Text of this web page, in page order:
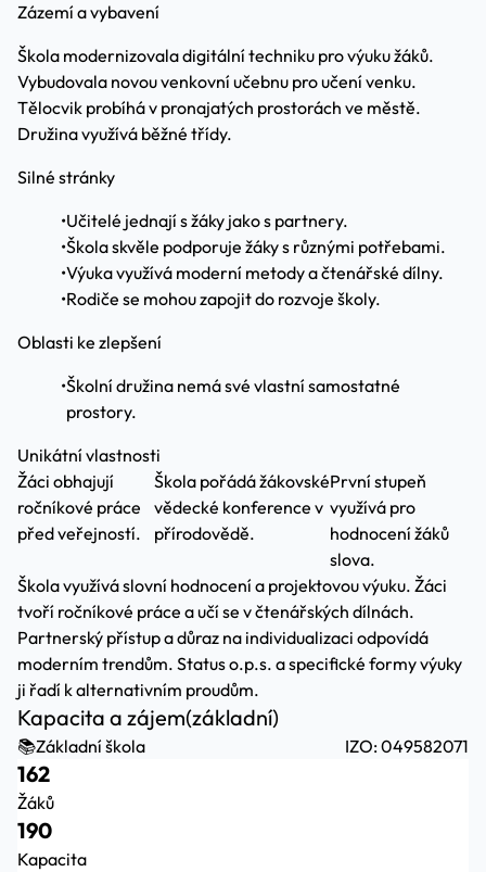
Zázemí a vybavení
Škola modernizovala digitální techniku pro výuku žáků.
Vybudovala novou venkovní učebnu pro učení venku.
Tělocvik probíhá v pronajatých prostorách ve městě.
Družina využívá běžné třídy.
Silné stránky
•Učitelé jednají s žáky jako s partnery.
•Škola skvěle podporuje žáky s různými potřebami.
•Výuka využívá moderní metody a čtenářské dílny.
•Rodiče se mohou zapojit do rozvoje školy.
Oblasti ke zlepšení
•Školní družina nemá své vlastní samostatné
prostory.
Unikátní vlastnosti
Žáci obhajují
ročníkové práce
před veřejností.
Škola pořádá žákovské
vědecké konference v
přírodovědě.
První stupeň
využívá pro
hodnocení žáků
slova.
Škola využívá slovní hodnocení a projektovou výuku. Žáci
tvoří ročníkové práce a učí se v čtenářských dílnách.
Partnerský přístup a důraz na individualizaci odpovídá
moderním trendům. Status o.p.s. a specifické formy výuky
ji řadí k alternativním proudům.
Kapacita a zájem(základní)
📚Základní škola IZO: 049582071
162
Žáků
190
Kapacita